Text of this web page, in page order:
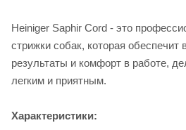
Heiniger Saphir Cord - это
стрижки собак, которая обеспечит
результаты и комфорт в работе,
легким и приятным.
Характеристики: